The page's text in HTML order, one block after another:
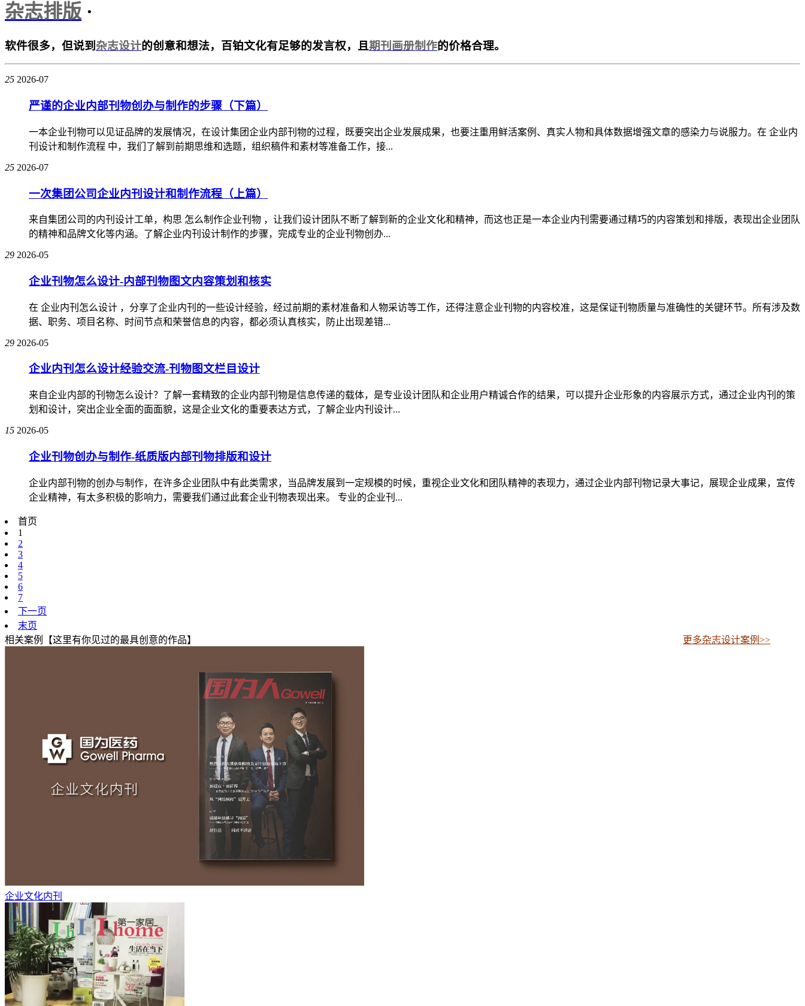
杂志排版 ·
软件很多，但说到 杂志设计的创意和想法，百铂文化有足够的发言权，且期刊画册制作的价格合理。
25 2026-07
严谨的企业内部刊物创办与制作的步骤（下篇）
一本企业刊物可以见证品牌的发展情况，在设计集团企业内部刊物的过程，既要突出企业发展成果，也要注重用鲜活案例、真实人物和具体数据增强文章的感染力与说服力。在 企业内
刊设计和制作流程 中，我们了解到前期思维和选题，组织稿件和素材等准备工作，接...
25 2026-07
一次集团公司企业内刊设计和制作流程（上篇）
来自集团公司的内刊设计工单，构思 怎么制作企业刊物 ，让我们设计团队不断了解到新的企业文化和精神，而这也正是一本企业内刊需要通过精巧的内容策划和排版，表现出企业团队
的精神和品牌文化等内涵。了解企业内刊设计制作的步骤，完成专业的企业刊物创办...
29 2026-05
企业刊物怎么设计-内部刊物图文内容策划和核实
在 企业内刊怎么设计 ，分享了企业内刊的一些设计经验，经过前期的素材准备和人物采访等工作，还得注意企业刊物的内容校准，这是保证刊物质量与准确性的关键环节。所有涉及数
据、职务、项目名称、时间节点和荣誉信息的内容，都必须认真核实，防止出现差错...
29 2026-05
企业内刊怎么设计经验交流-刊物图文栏目设计
来自企业内部的刊物怎么设计？了解一套精致的企业内部刊物是信息传递的载体，是专业设计团队和企业用户精诚合作的结果，可以提升企业形象的内容展示方式，通过企业内刊的策
划和设计，突出企业全面的面面貌，这是企业文化的重要表达方式，了解企业内刊设计...
15 2026-05
企业刊物创办与制作-纸质版内部刊物排版和设计
企业内部刊物的创办与制作，在许多企业团队中有此类需求，当品牌发展到一定规模的时候，重视企业文化和团队精神的表现力，通过企业内部刊物记录大事记，展现企业成果，宣传
企业精神，有太多积极的影响力，需要我们通过此套企业刊物表现出来。 专业的企业刊...
首页
1
2
3
4
5
6
7
下一页
末页
相关案例【这里有你见过的最具创意的作品】
更多杂志设计案例>>
企业文化内刊